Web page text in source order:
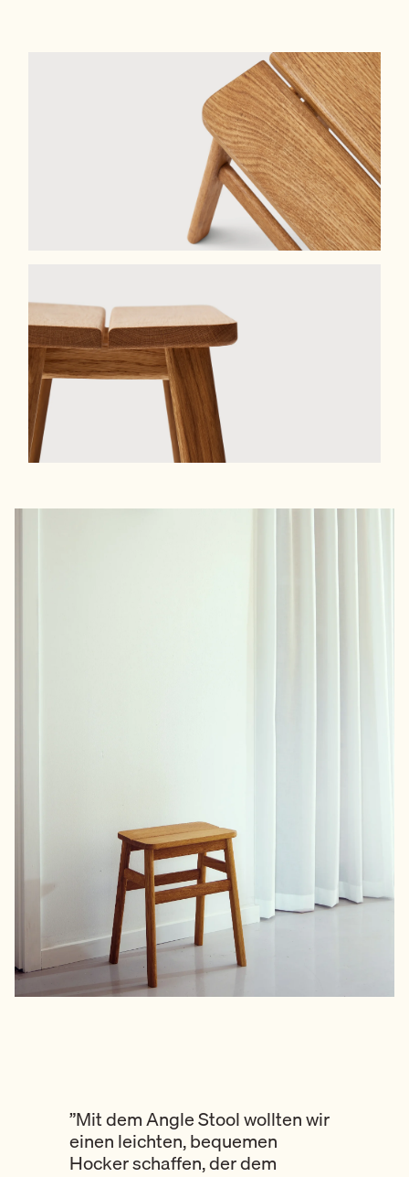
”Mit dem Angle Stool wollten wir
einen leichten, bequemen
Hocker schaffen, der dem